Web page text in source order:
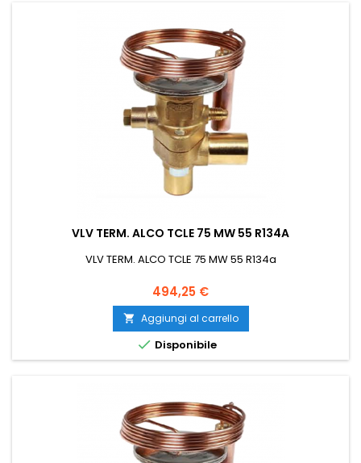
VLV TERM. ALCO TCLE 75 MW 55 R134A
VLV TERM. ALCO TCLE 75 MW 55 R134a
Prezzo
494,25 €
 Aggiungi al carrello
 Disponibile